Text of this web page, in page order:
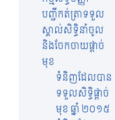
បញ្ជីកត់ត្រាទទួល
ស្គាល់សិទ្ធិនាំចូល
និងចែកចាយផ្តាច់
មុខ
ទំនិញដែលបាន
ទទួលសិទ្ធិផ្តាច់
មុខ ឆ្នាំ ២០១៥